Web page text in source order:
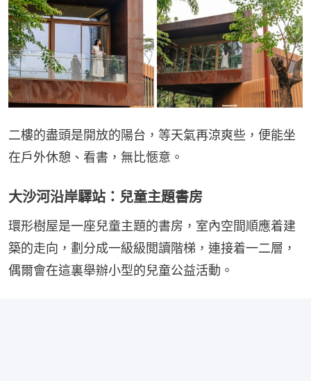
二樓的盡頭是開放的陽台，等天氣再涼爽些，便能坐
在戶外休憩、看書，無比愜意。
大沙河沿岸驛站：兒童主題書房
環形樹屋是一座兒童主題的書房，室內空間順應着建
築的走向，劃分成一級級閲讀階梯，連接着一二層，
偶爾會在這裏舉辦小型的兒童公益活動。